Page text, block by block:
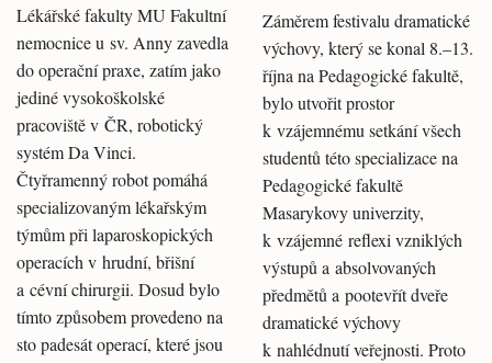
Lékářské fakulty MU Fakultní
nemocnice u sv. Anny zavedla
do operační praxe, zatím jako
jediné vysokoškolské
pracoviště v ČR, robotický
systém Da Vinci.
Čtyřramenný robot pomáhá
specializovaným lékařským
týmům při laparoskopických
operacích v hrudní, břišní
a cévní chirurgii. Dosud bylo
tímto způsobem provedeno na
sto padesát operací, které jsou
Záměrem festivalu dramatické
výchovy, který se konal 8.–13.
října na Pedagogické fakultě,
bylo utvořit prostor
k vzájemnému setkání všech
studentů této specializace na
Pedagogické fakultě
Masarykovy univerzity,
k vzájemné reflexi vzniklých
výstupů a absolvovaných
předmětů a pootevřít dveře
dramatické výchovy
k nahlédnutí veřejnosti. Proto